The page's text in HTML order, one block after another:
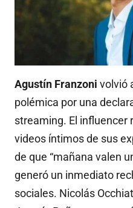
Agustín Franzoni volvió
polémica por una
streaming. El influencer
videos íntimos de sus
de que “mañana valen
generó un inmediato
sociales. Nicolás